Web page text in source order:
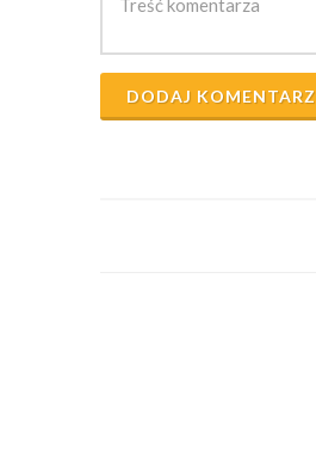
DODAJ KOMENTARZ